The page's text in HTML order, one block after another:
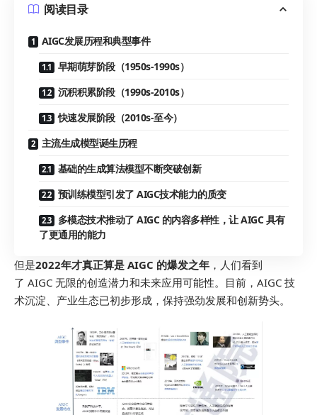
阅读目录
AIGC发展历程和典型事件
早期萌芽阶段（1950s-1990s）
沉积积累阶段（1990s-2010s）
快速发展阶段（2010s-至今）
主流生成模型诞生历程
基础的生成算法模型不断突破创新
预训练模型引发了 AIGC技术能力的质变
多模态技术推动了 AIGC 的内容多样性，让 AIGC 具有
了更通用的能力
但是2022年才真正算是 AIGC 的爆发之年 ，人们看到
了 AIGC 无限的创造潜力和未来应用可能性。目前，AIGC 技
术沉淀、产业生态已初步形成，保持强劲发展和创新势头。